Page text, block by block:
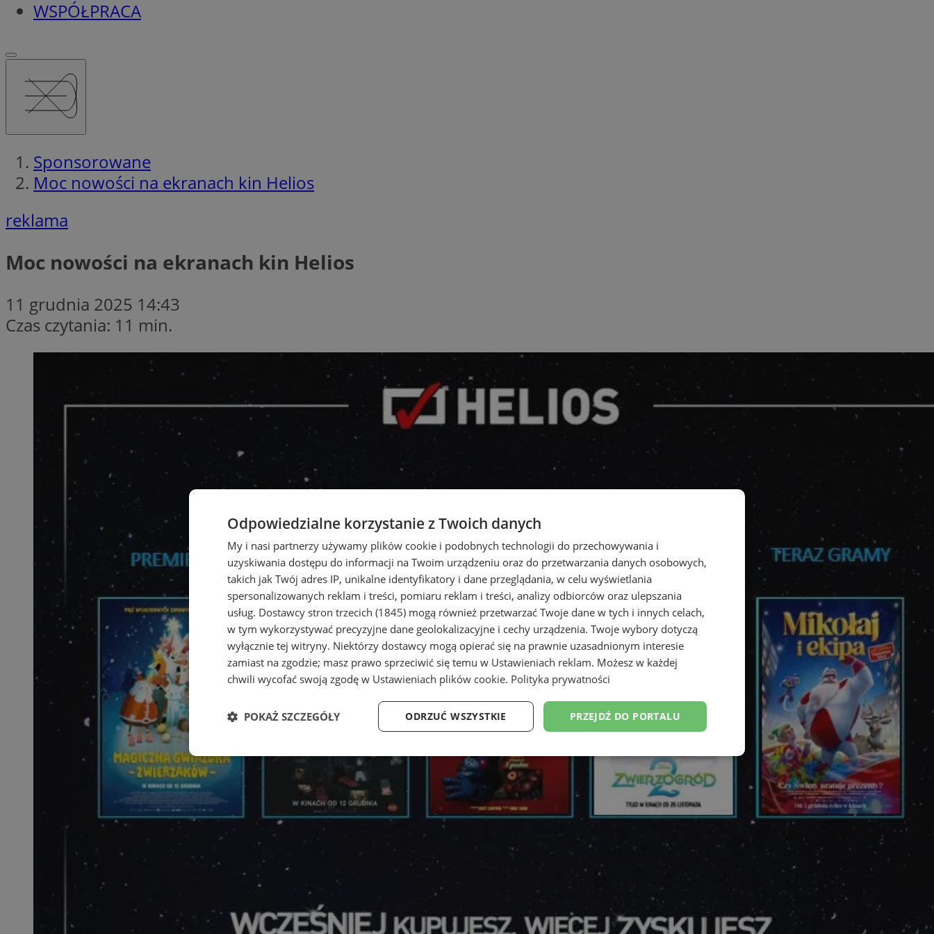
WSPÓŁPRACA
Sponsorowane
Moc nowości na ekranach kin Helios
reklama
Moc nowości na ekranach kin Helios
11 grudnia 2025 14:43
Czas czytania: 11 min.
Odpowiedzialne korzystanie z Twoich danych
My i nasi partnerzy używamy plików cookie i podobnych technologii do przechowywania i
uzyskiwania dostępu do informacji na Twoim urządzeniu oraz do przetwarzania danych osobowych,
takich jak Twój adres IP, unikalne identyfikatory i dane przeglądania, w celu wyświetlania
spersonalizowanych reklam i treści, pomiaru reklam i treści, analizy odbiorców oraz ulepszania
usług. Dostawcy stron trzecich (1845) mogą również przetwarzać Twoje dane w tych i innych celach,
w tym wykorzystywać precyzyjne dane geolokalizacyjne i cechy urządzenia. Twoje wybory dotyczą
wyłącznie tej witryny. Niektórzy dostawcy mogą opierać się na prawnie uzasadnionym interesie
zamiast na zgodzie; masz prawo sprzeciwić się temu w Ustawieniach reklam. Możesz w każdej
chwili wycofać swoją zgodę w Ustawieniach plików cookie. Polityka prywatności
PRZEJDŹ DO PORTALU
ODRZUĆ WSZYSTKIE
POKAŻ SZCZEGÓŁY
Niezbędne Wydajność Targetowanie Funkcjonalność Niesklasyfikowane
Niesklasyfikowane
Niezbędne pliki cookie umożliwiają korzystanie z podstawowych funkcji strony internetowej, takich jak logowanie użytkownika i
zarządzanie kontem. Bez niezbędnych plików cookie nie można prawidłowo korzystać ze strony internetowej.
Nazwa Provider /Domena
Okres
przechowywania
Opis